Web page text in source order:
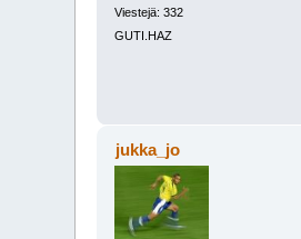
Viestejä: 332
GUTI.HAZ
jukka_jo